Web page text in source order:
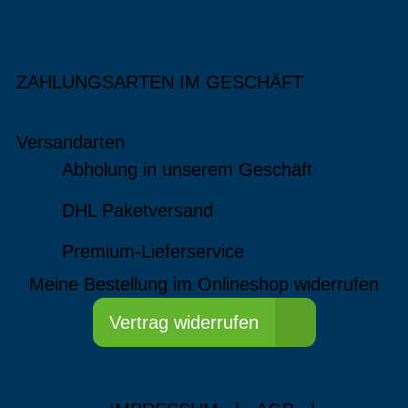
ZAHLUNGSARTEN IM GESCHÄFT
Versandarten
Abholung in unserem Geschäft
DHL Paketversand
Premium-Lieferservice
Meine Bestellung im Onlineshop widerrufen
Vertrag widerrufen